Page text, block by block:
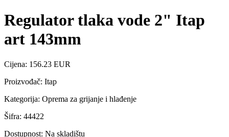
Regulator tlaka vode 2" Itap
art 143mm
Cijena: 156.23 EUR
Proizvođač: Itap
Kategorija: Oprema za grijanje i hlađenje
Šifra: 44422
Dostupnost: Na skladištu